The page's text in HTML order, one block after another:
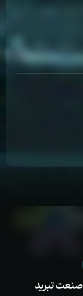
صنعتتبرید